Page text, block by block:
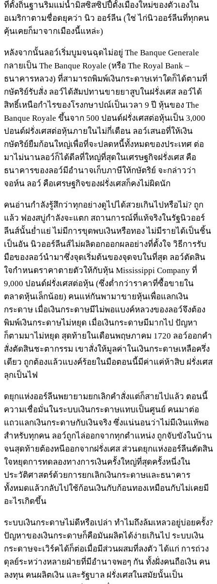
ที่ตั้งถิ่นฐานริมแม่น้ำมิสซิสซิปปี้ตั้งเมืองใหม่ของตัวเองใน
อเมริกาตามชื่อดยุคว่า นิว ออร์ลีน (ใช่ ไก่นิวออร์ลีนที่ทุกคน
คุ้นเคยก็มาจากเมืองนี้แหล่ะ)
หลังจากนั้นลอว์เริ่มบูมจนฉุดไม่อยู่ The Banque Generale
กลายเป็น The Banque Royale (หรือ The Royal Bank –
ธนาคารหลวง) ที่สามารถพิมพ์เงินกระดาษเท่าใดก็ได้ตามที่
กษัตริย์รับสั่ง ลอว์ได้สัมปทานขายยาสูบในฝรั่งเศส ลอว์ได้
สิทธิ์เหนือกำไรของโรงกษาปณ์เป็นเวลา 9 ปี หุ้นของ The
Banque Royale ขึ้นจาก 500 ปอนด์ฝรั่งเศสต่อหุ้นเป็น 3,000
ปอนด์ฝรั่งเศสต่อหุ้นภายในไม่กี่เดือน ลอว์เสนอที่ให้เงิน
กษัตริย์ยืมก้อนใหญ่เพื่อที่จะปลดหนี้ทั้งหมดของประเทศ ต่อ
มาไม่นานลอว์ก็ได้ดีลที่ใหญ่ที่สุดในเศรษฐกิจฝรั่งเศส คือ
ธนาคารของลอว์มีอำนาจเก็บภาษีให้กษัตริย์ จะกล่าวว่า
จอห์น ลอว์ คือเศรษฐกิจของฝรั่งเศสก็คงไม่ผิดนัก
คนอ่านกำลังรู้สึกว่าทุกอย่างดูไปได้สวยเกินไปหรือไม่? ถูก
แล้ว ฟองสบู่กำลังจะแตก สถานการณ์ที่แท้จริงในรัฐนิวออร์
ลีนส์นั้นย่ำแย่ ไม่มีการขุดพบเงินหรือทอง ไม่มีรายได้เป็นชิ้น
เป็นอัน นิวออร์ลีนส์ไม่ผลิดอกออกผลอย่างที่ตั้งใจ วิธีการรับ
มือของลอว์นำมาซึ่งจุดเริ่มต้นของจุดจบในที่สุด ลอว์ตัดสิน
ใจกำหนดราคาตายตัวให้กับหุ้น Mississippi Company ที่
9,000 ปอนด์ฝรั่งเศสต่อหุ้น (ซึ่งต่ำกว่าราคาที่ซื้อขายใน
ตลาดหุ้นเล็กน้อย) คนแห่กันพามาขายหุ้นเพื่อแลกเงิน
กระดาษ เมื่อเงินกระดาษมีไม่พอแบงค์หลวงของลอว์จึงต้อง
พิมพ์เงินกระดาษไม่หยุด เมื่อเงินกระดาษมีมากไป ปัญหา
ก็ตามมาไม่หยุด สุดท้ายในเดือนพฤษภาคม 1720 ลอว์ออกคำ
สั่งตัดสินชะตากรรม เขาสั่งให้มูลค่าในเงินกระดาษเหลือครึ่ง
เดียว ถูกต้องแล้วแบงค์ร้อยในมือตอนนี้มีค่าแค่ห้าสิบ ฝรั่งเศส
ลุกเป็นไฟ
ดยุกแห่งออร์ลีนพยายามยกเลิกคำสั่งแต่ก็สายไปแล้ว ตอนนี้
ความเชื่อมั่นในระบบเงินกระดาษแทบเป็นศูนย์ คนมาต่อ
แถวแลกเงินกระดาษกับเงินจริง ซึ่งแน่นอนว่าไม่มีเงินแท้พอ
สำหรับทุกคน ลอว์ถูกไล่ออกจากทุกตำแหน่ง ถูกจับขังในบ้าน
จนสุดท้ายต้องหนีออกจากฝรั่งเศส ส่วนดยุกแห่งออร์ลีนตัดสิน
ใจหยุดการทดลองทางการเงินครั้งใหญ่ที่สุดครั้งหนี่งใน
ประวัติศาสตร์ด้วยการยกเลิกเงินกระดาษและธนาคาร
ทั้งหมดแล้วกลับไปใช้ก้อนเงินกับก้อนทองเหมือนกับไม่เคยมี
อะไรเกิดขึ้น
ระบบเงินกระดาษไม่ดีหรือเปล่า ทำไมถึงล้มเหลวอยู่บ่อยครั้ง?
ปัญหาของเงินกระดาษก็คือมันผลิตได้ง่ายเกินไป ระบบเงิน
กระดาษจะเวิร์คได้ก็ต่อเมื่อมีส่วนผสมที่ลงตัว ได้แก่ การถ่วง
ดุลย์ระหว่างหลายฝ่ายที่มีอำนาจพอๆ กัน ทั้งฝั่งคนถือเงิน คน
ลงทุน คนผลิตเงิน และรัฐบาล ฝรั่งเศสในสมัยนั้นเป็น